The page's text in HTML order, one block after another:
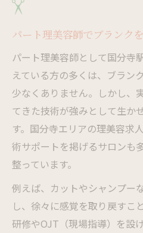
子育てママも輝くパ
夫
理美容師パートが
は
家計にも嬉しいパ
術
子育て世代が理美容
通勤ラクな国分寺駅周
通勤しやすいパー
国分寺駅周辺で叶
パート理美容師でブランク
パート理美容師として国分寺
えている方の多くは、ブラン
少なくありません。しかし、
てきた技術が強みとして生か
す。国分寺エリアの理美容求
術サポートを掲げるサロンも
整っています。
例えば、カットやシャンプー
し、徐々に感覚を取り戻すこ
研修やOJT（現場指導）を設